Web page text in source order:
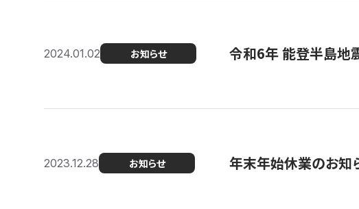
2024.01.02 お知らせ 令和6年 能登半島地
2023.12.28 お知らせ 年末年始休業のお知